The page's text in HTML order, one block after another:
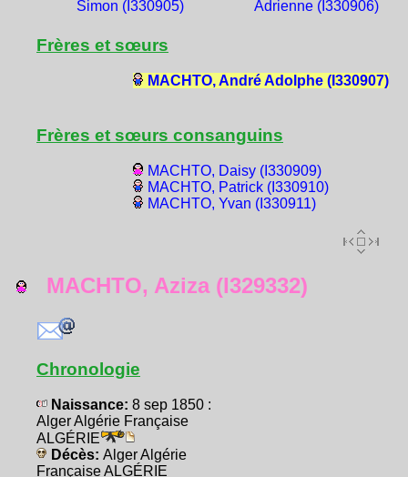
Simon (I330905)
Adrienne (I330906)
Frères et sœurs
MACHTO, André Adolphe (I330907)
Frères et sœurs consanguins
MACHTO, Daisy (I330909)
MACHTO, Patrick (I330910)
MACHTO, Yvan (I330911)
MACHTO, Aziza (I329332)
Chronologie
Naissance: 8 sep 1850 :
Alger Algérie Française
ALGÉRIE
Décès: Alger Algérie
Française ALGÉRIE